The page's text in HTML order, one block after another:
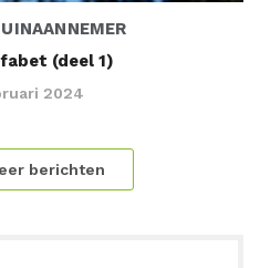
(deel 1)
2024
berichten